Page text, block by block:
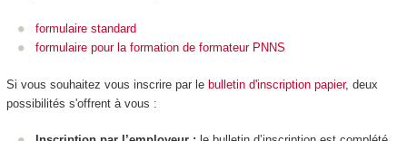
formulaire standard
formulaire pour la formation de formateur PNNS
Si vous souhaitez vous inscrire par le bulletin d'inscription papier, deux
possibilités s'offrent à vous :